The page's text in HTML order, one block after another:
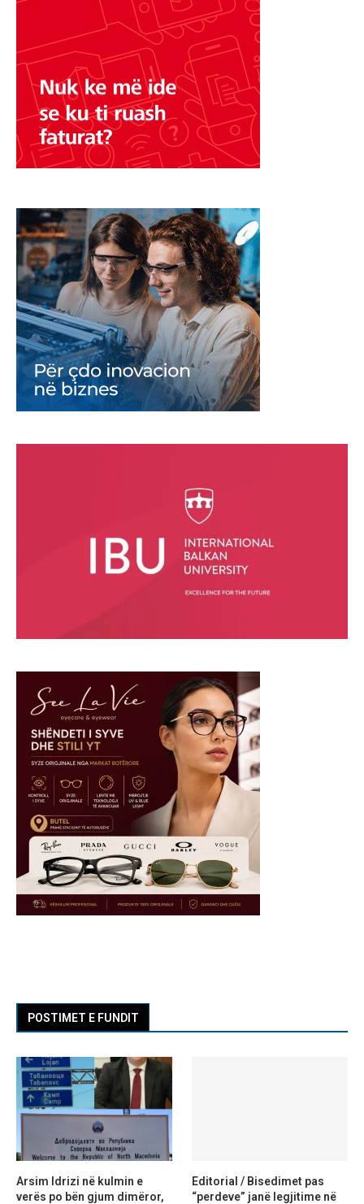
POSTIMET E FUNDIT
Arsim Idrizi në kulmin e
verës po bën gjum dimëror,
Editorial / Bisedimet pas
“perdeve” janë legjitime në